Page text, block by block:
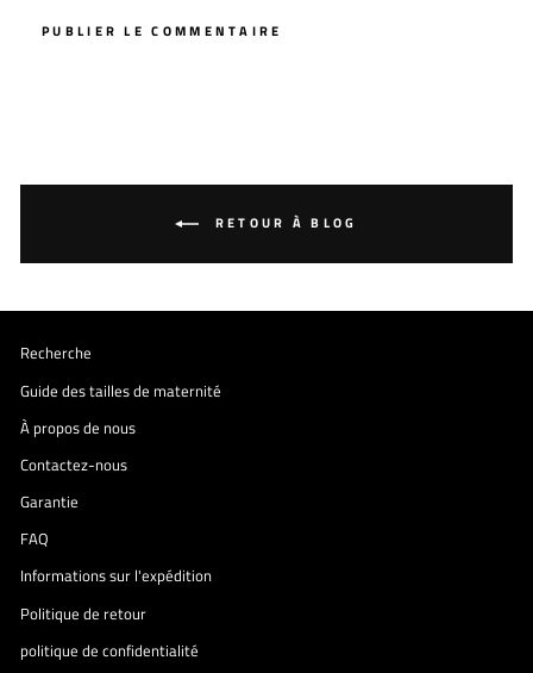
PUBLIER LE COMMENTAIRE
RETOUR À BLOG
Recherche
Guide des tailles de maternité
À propos de nous
Contactez-nous
Garantie
FAQ
Informations sur l'expédition
Politique de retour
politique de confidentialité